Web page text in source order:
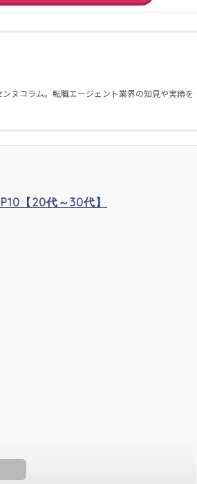
ンヌコラム。転職エージェント業界の知見や実績を
【20代～30代】